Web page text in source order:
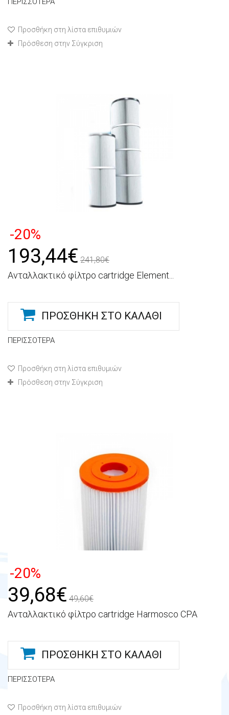
Προσθήκη στη λίστα επιθυμιών
Πρόσθεση στην Σύγκριση
-20%
193,44€ 241,80€
Ανταλλακτικό φίλτρο cartridge Element...
ΠΡΟΣΘΉΚΗ ΣΤΟ ΚΑΛΆΘΙ
ΠΕΡΙΣΣΌΤΕΡΑ
Προσθήκη στη λίστα επιθυμιών
Πρόσθεση στην Σύγκριση
-20%
39,68€ 49,60€
Ανταλλακτικό φίλτρο cartridge Harmosco CPA
ΠΡΟΣΘΉΚΗ ΣΤΟ ΚΑΛΆΘΙ
ΠΕΡΙΣΣΌΤΕΡΑ
Προσθήκη στη λίστα επιθυμιών